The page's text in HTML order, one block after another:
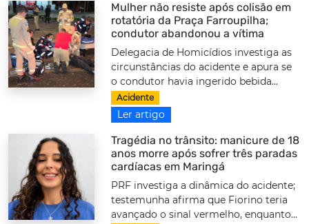
Mulher não resiste após colisão em
rotatória da Praça Farroupilha;
condutor abandonou a vítima
Delegacia de Homicídios investiga as
circunstâncias do acidente e apura se
o condutor havia ingerido bebida...
Acidente
Ler artigo
Tragédia no trânsito: manicure de 18
anos morre após sofrer três paradas
cardíacas em Maringá
PRF investiga a dinâmica do acidente;
testemunha afirma que Fiorino teria
avançado o sinal vermelho, enquanto...